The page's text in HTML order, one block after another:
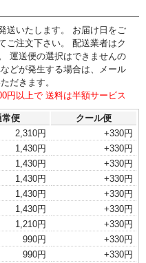
送いたします。 お届け日をご
ご注文下さい。 配送業者はク
運送便の選択はできませんの
どが発生する場合は、メール
だきます。
円以上で 送料は半額サービス
常便
クール便
2,310円
+330円
1,430円
+330円
1,430円
+330円
1,430円
+330円
1,430円
+330円
1,430円
+330円
1,210円
+330円
990円
+330円
990円
+330円